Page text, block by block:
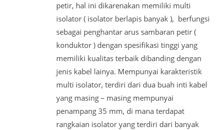
petir, hal ini dikarenakan memiliki multi
isolator ( isolator berlapis banyak ), berfungsi
sebagai penghantar arus sambaran petir (
konduktor ) dengan spesifikasi tinggi yang
memiliki kualitas terbaik dibanding dengan
jenis kabel lainya. Mempunyai karakteristik
multi isolator, terdiri dari dua buah inti kabel
yang masing – masing mempunyai
penampang 35 mm, di mana terdapat
rangkaian isolator yang terdiri dari banyak